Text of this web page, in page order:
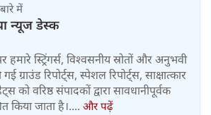
में
न्यूज डेस्क
स्ट्रिंगर्स, विश्वसनीय स्रोतों और अनुभवी
गई ग्राउंड रिपोर्ट्स, स्पेशल रिपोर्ट्स, साक्षात्कार
को वरिष्ठ संपादकों द्वारा सावधानीपूर्वक
किया जाता है।.... और पढ़ें